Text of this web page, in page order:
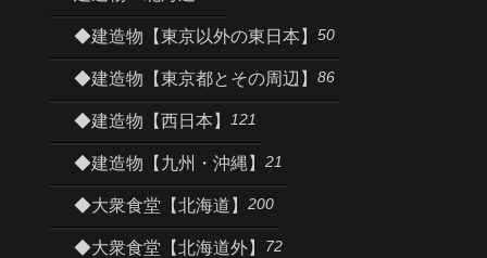
◆建造物【東京以外の東日本】 50
◆建造物【東京都とその周辺】 86
◆建造物【西日本】 121
◆建造物【九州・沖縄】 21
◆大衆食堂【北海道】 200
◆大衆食堂【北海道外】 72